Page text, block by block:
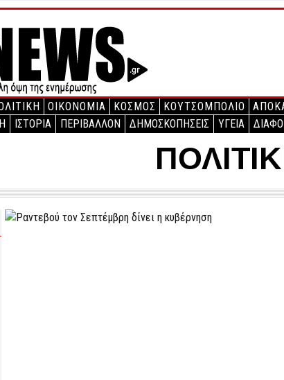
ΟΙΚΟΝΟΜΙΑ ΚΟΣΜΟΣ ΚΟΥΤΣΟΜΠΟΛΙΟ
ΙΣΤΟΡΙΑ ΠΕΡΙΒΑΛΛΟΝ ΔΗΜΟΣΚΟΠΗΣΕΙΣ ΥΓΕΙΑ